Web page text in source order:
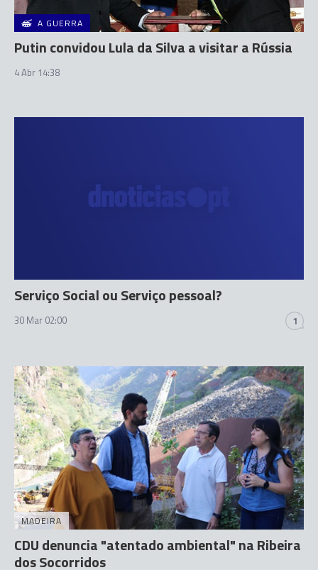
A GUERRA
Putin convidou Lula da Silva a visitar a Rússia
4 Abr 14:38
Serviço Social ou Serviço pessoal?
30 Mar 02:00 1
MADEIRA
CDU denuncia "atentado ambiental" na Ribeira
dos Socorridos